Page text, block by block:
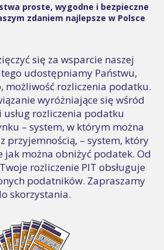
proste, wygodne i bezpieczne
zdaniem najlepsze w Polsce
się za wsparcie naszej
udostępniamy Państwu,
możliwość rozliczenia podatku.
wyróżniające się wśród
rozliczenia podatku
– system, w którym można
przyjemnością, – system, który
jak można obniżyć podatek. Od
rozliczenie PIT obsługuje
podatników. Zapraszamy
skorzystania.